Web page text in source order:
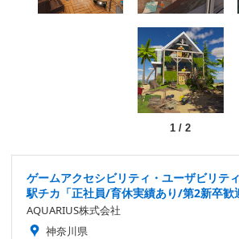
1/ 2
ゲームアクセシビリティ・ユーザビリテ
駅チカ「正社員/育休実績あり/第2新卒歓
AQUARIUS株式会社
神奈川県